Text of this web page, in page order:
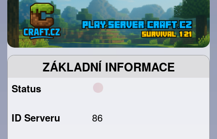
ZÁKLADNÍ INFORMACE
Status
ID Serveru 86